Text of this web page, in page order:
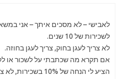
לאבישי – לא מסכים איתך – אני
לשכירות של 10 שנים.
לא צריך לעגן בחוק, צריך לעגן בחוזה.
אם תקרא מה שכתבתי על לשכור או